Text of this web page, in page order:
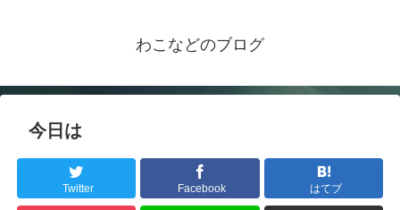
わこなどのブログ
今日は
Twitter Facebook はてブ